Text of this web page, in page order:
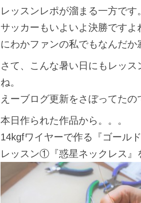
レッスンレポが溜まる一方です
サッカーもいよいよ決勝ですよ
にわかファンの私でもなんだ
さて、こんな暑い日にもレッ
ね。
えーブログ更新をさぼってた
本日作られた作品から。。。
14kgfワイヤーで作る『ゴール
レッスン①『惑星ネックレス』